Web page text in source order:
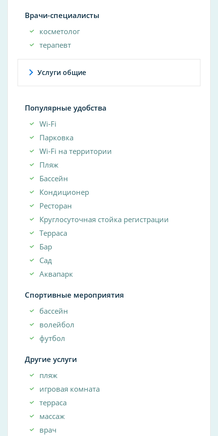
Врачи-специалисты
косметолог
терапевт
Услуги общие
Популярные удобства
Wi-Fi
Парковка
Wi-Fi на территории
Пляж
Бассейн
Кондиционер
Ресторан
Круглосуточная стойка регистрации
Терраса
Бар
Сад
Аквапарк
Спортивные мероприятия
бассейн
волейбол
футбол
Другие услуги
пляж
игровая комната
терраса
массаж
врач